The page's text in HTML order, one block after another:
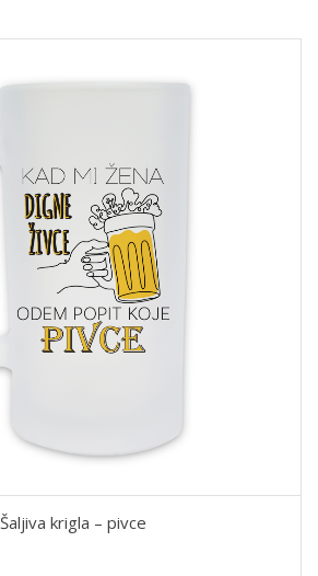
Šaljiva krigla – pivce